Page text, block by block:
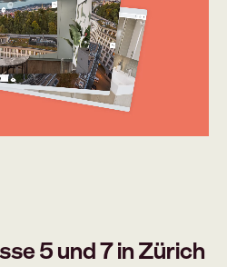
5 und 7 in Zürich